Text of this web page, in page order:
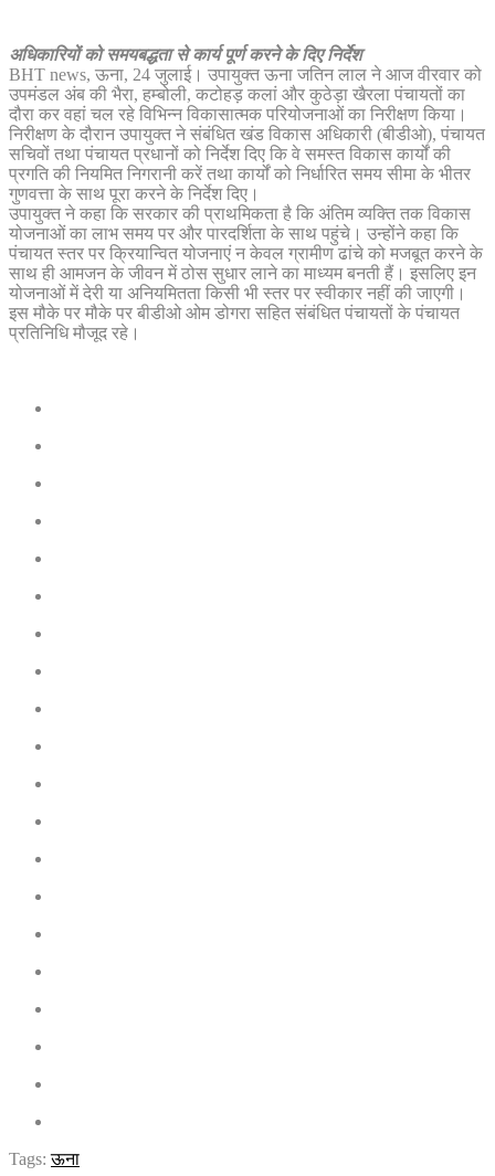
अधिकारियों को समयबद्धता से कार्य पूर्ण करने के दिए निर्देश
BHT news, ऊना, 24 जुलाई। उपायुक्त ऊना जतिन लाल ने आज वीरवार को
उपमंडल अंब की भैरा, हम्बोली, कटोहड़ कलां और कुठेड़ा खैरला पंचायतों का
दौरा कर वहां चल रहे विभिन्न विकासात्मक परियोजनाओं का निरीक्षण किया।
निरीक्षण के दौरान उपायुक्त ने संबंधित खंड विकास अधिकारी (बीडीओ), पंचायत
सचिवों तथा पंचायत प्रधानों को निर्देश दिए कि वे समस्त विकास कार्यों की
प्रगति की नियमित निगरानी करें तथा कार्यों को निर्धारित समय सीमा के भीतर
गुणवत्ता के साथ पूरा करने के निर्देश दिए।
उपायुक्त ने कहा कि सरकार की प्राथमिकता है कि अंतिम व्यक्ति तक विकास
योजनाओं का लाभ समय पर और पारदर्शिता के साथ पहुंचे। उन्होंने कहा कि
पंचायत स्तर पर क्रियान्वित योजनाएं न केवल ग्रामीण ढांचे को मजबूत करने के
साथ ही आमजन के जीवन में ठोस सुधार लाने का माध्यम बनती हैं। इसलिए इन
योजनाओं में देरी या अनियमितता किसी भी स्तर पर स्वीकार नहीं की जाएगी।
इस मौके पर मौके पर बीडीओ ओम डोगरा सहित संबंधित पंचायतों के पंचायत
प्रतिनिधि मौजूद रहे।
Tags:ऊना